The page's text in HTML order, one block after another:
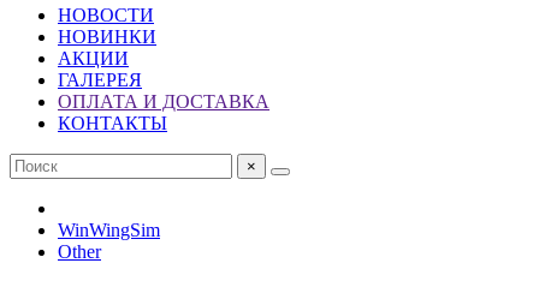
НОВОСТИ
НОВИНКИ
АКЦИИ
ГАЛЕРЕЯ
ОПЛАТА И ДОСТАВКА
КОНТАКТЫ
×
WinWingSim
Other